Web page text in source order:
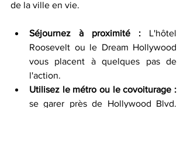
de la ville en vie.
Séjournez à proximité : L'hôtel
Roosevelt ou le Dream Hollywood
vous placent à quelques pas de
l'action.
se garer près de Hollywood Blvd.